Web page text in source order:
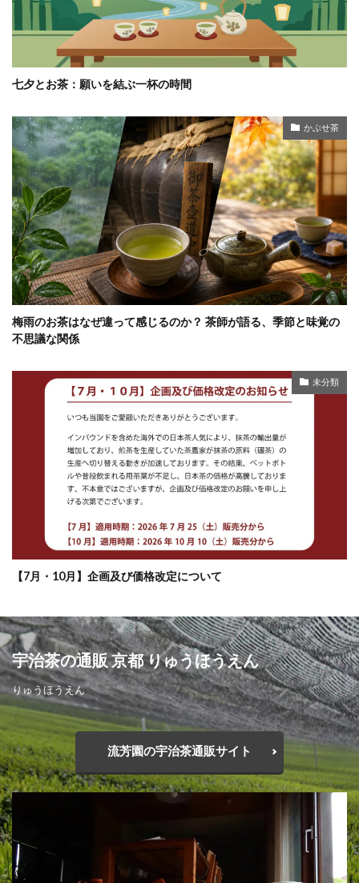
七夕とお茶：願いを結ぶ一杯の時間
かぶせ茶
梅雨のお茶はなぜ違って感じるのか？ 茶師が語る、季節と味覚の
不思議な関係
未分類
【7月・10月】企画及び価格改定について
宇治茶の通販 京都 りゅうほうえん
りゅうほうえん
流芳園の宇治茶通販サイト